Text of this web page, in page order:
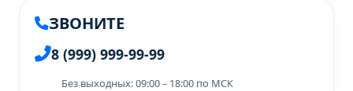
ЗВОНИТЕ
8 (999) 999-99-99
Без выходных: 09:00 – 18:00 по МСК